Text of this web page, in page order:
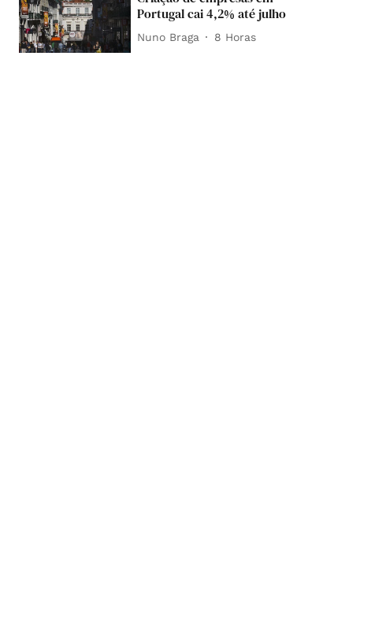
Portugal cai 4,2% até julho
Nuno Braga 8 Horas